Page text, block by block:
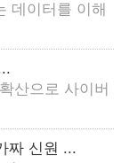
데이터를 이해
산으로 사이버
짜 신원 ...